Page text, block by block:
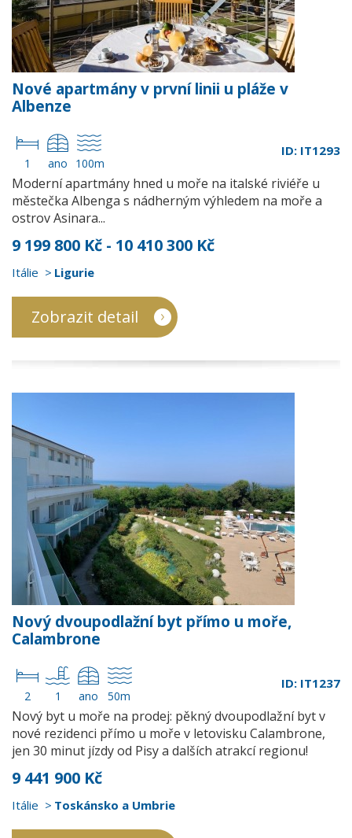
Nové apartmány v první linii u pláže v
Albenze
1 ano 100m
ID: IT1293
Moderní apartmány hned u moře na italské riviéře u
městečka Albenga s nádherným výhledem na moře a
ostrov Asinara...
9 199 800 Kč - 10 410 300 Kč
Itálie Ligurie
Zobrazit detail
Nový dvoupodlažní byt přímo u moře,
Calambrone
2 1 ano 50m
ID: IT1237
Nový byt u moře na prodej: pěkný dvoupodlažní byt v
nové rezidenci přímo u moře v letovisku Calambrone,
jen 30 minut jízdy od Pisy a dalších atrakcí regionu!
9 441 900 Kč
Itálie Toskánsko a Umbrie